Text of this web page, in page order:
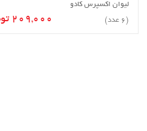
افزودن به سبد خریدلیوان اکسپرس کادو
209,000 تومان (6 عدد)